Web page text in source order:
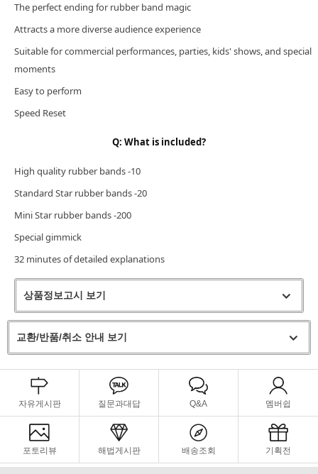
The perfect ending for rubber band magic
Attracts a more diverse audience experience
Suitable for commercial performances, parties, kids' shows, and special
moments
Easy to perform
Speed Reset
Q: What is included?
High quality rubber bands -10
Standard Star rubber bands -20
Mini Star rubber bands -200
Special gimmick
32 minutes of detailed explanations
상품정보고시 보기
교환/반품/취소 안내 보기
자유게시판 질문과대답 Q&A 멤버쉽
포토리뷰 해법게시판 배송조회 기획전